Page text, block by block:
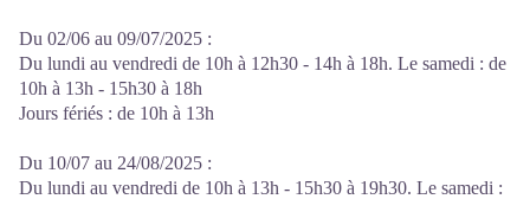
Du 02/06 au 09/07/2025 :
Du lundi au vendredi de 10h à 12h30 - 14h à 18h. Le samedi : de
10h à 13h - 15h30 à 18h
Jours fériés : de 10h à 13h
Du 10/07 au 24/08/2025 :
Du lundi au vendredi de 10h à 13h - 15h30 à 19h30. Le samedi :